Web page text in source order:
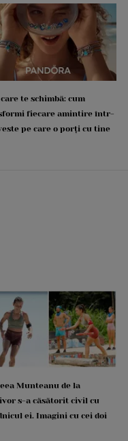
te schimbă: cum
fiecare amintire într-
pe care o porți cu tine
Munteanu de la
s-a căsătorit civil cu
ei. Imagini cu cei doi